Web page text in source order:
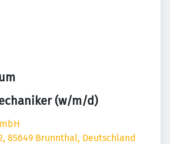
(w/m/d)
85649 Brunnthal, Deutschland